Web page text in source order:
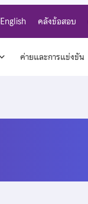
English คลังข้อสอบ
ค่ายและการแข่งขัน